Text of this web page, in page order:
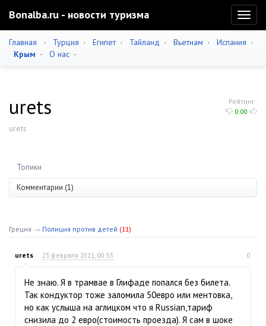
Bonalba.ru - новости туризма
Главная · Турция · Египет· Тайланд · Вьетнам · Испания ·
Крым · О нас ·
Рейтинг
0.00
urets
urets
Топики
Комментарии (1)
Греция → Полиция против детей (11)
urets 23 февраля 2011, 00:53 0
Не знаю. Я в трамвае в Глифаде попался без билета.
Так кондуктор тоже заломила 50евро или ментовка,
но как услыша на аглицком что я Russian,тариф
снизила до 2 евро(стоимость проезда). Я сам в шоке